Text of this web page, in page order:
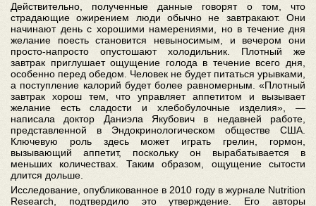
Действительно, полученные данные говорят о том, что
страдающие ожирением люди обычно не завтракают. Они
начинают день с хорошими намерениями, но в течение дня
желание поесть становится невыносимым, и вечером они
просто-напросто опустошают холодильник. Плотный же
завтрак приглушает ощущение голода в течение всего дня,
особенно перед обедом. Человек не будет питаться урывками,
а поступление калорий будет более равномерным. «Плотный
завтрак хорош тем, что управляет аппетитом и вызывает
желание есть сладости и хлебобулочные изделия», —
написала доктор Даниэла Якубович в недавней работе,
представленной в Эндокринологическом обществе США.
Ключевую роль здесь может играть грелин, гормон,
вызывающий аппетит, поскольку он вырабатывается в
меньших количествах. Таким образом, ощущение сытости
длится дольше.
Исследование, опубликованное в 2010 году в журнале Nutrition
Research, подтвердило это утверждение. Его авторы